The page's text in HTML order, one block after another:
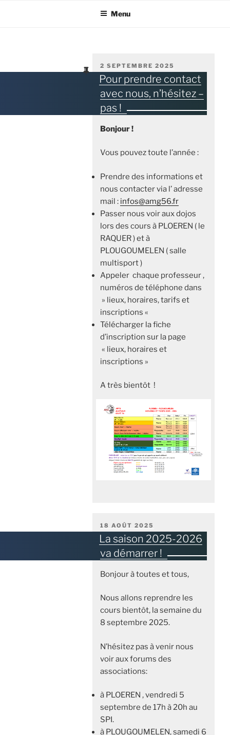
Menu
PUBLIÉ
LE
2 SEPTEMBRE 2025
Pour prendre contact
avec nous, n’hésitez –
pas !
Bonjour !
Vous pouvez toute l’année :
Prendre des informations et
nous contacter via l’ adresse
mail : infos@amg56.fr
Passer nous voir aux dojos
lors des cours à PLOEREN ( le
RAQUER ) et à
PLOUGOUMELEN ( salle
multisport )
Appeler chaque professeur ,
numéros de téléphone dans
» lieux, horaires, tarifs et
inscriptions «
Télécharger la fiche
d’inscription sur la page
« lieux, horaires et
inscriptions »
A très bientôt !
PUBLIÉ
LE
18 AOÛT 2025
La saison 2025-2026
va démarrer !
Bonjour à toutes et tous,
Nous allons reprendre les
cours bientôt, la semaine du
8 septembre 2025.
N’hésitez pas à venir nous
voir aux forums des
associations:
à PLOEREN , vendredi 5
septembre de 17h à 20h au
SPI.
à PLOUGOUMELEN, samedi 6